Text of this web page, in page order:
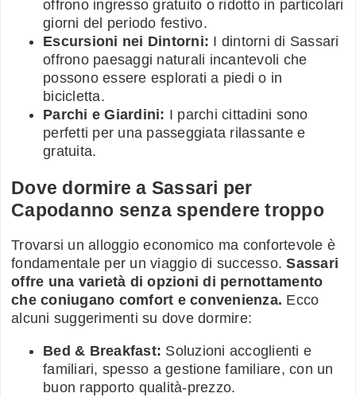
offrono ingresso gratuito o ridotto in particolari
giorni del periodo festivo.
Escursioni nei Dintorni: I dintorni di Sassari
offrono paesaggi naturali incantevoli che
possono essere esplorati a piedi o in
bicicletta.
Parchi e Giardini: I parchi cittadini sono
perfetti per una passeggiata rilassante e
gratuita.
Dove dormire a Sassari per
Capodanno senza spendere troppo
Trovarsi un alloggio economico ma confortevole è
fondamentale per un viaggio di successo.Sassari
offre una varietà di opzioni di pernottamento
che coniugano comfort e convenienza. Ecco
alcuni suggerimenti su dove dormire:
Bed & Breakfast: Soluzioni accoglienti e
familiari, spesso a gestione familiare, con un
buon rapporto qualità-prezzo.